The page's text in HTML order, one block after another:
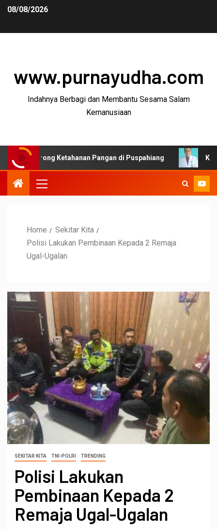
08/08/2026
www.purnayudha.com
Indahnya Berbagi dan Membantu Sesama Salam
Kemanusiaan
Ketahanan Pangan di Puspahiang Ketua MKEK
Home
Sekitar Kita
Polisi Lakukan Pembinaan Kepada 2 Remaja
Ugal-Ugalan
SEKITAR KITA TNI-POLRI TRENDING
Polisi Lakukan
Pembinaan Kepada 2
Remaja Ugal-Ugalan